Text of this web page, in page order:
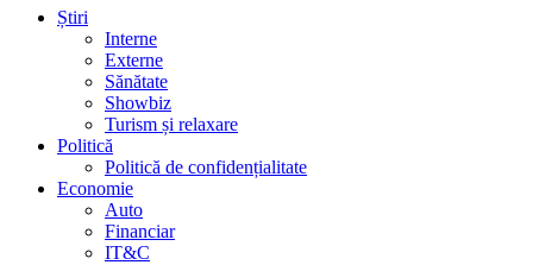
Știri
Interne
Externe
Sănătate
Showbiz
Turism și relaxare
Politică
Politică de confidențialitate
Economie
Auto
Financiar
IT&C